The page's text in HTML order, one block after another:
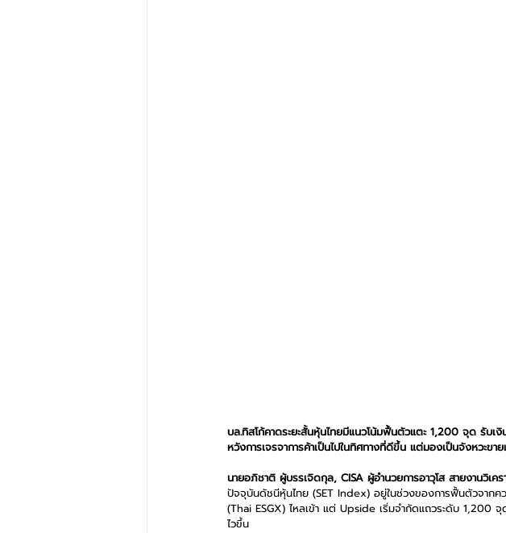
บล.ทิสโก้คาดระยะสั้นหุ้นไทยมีแนวโน้มฟื้นตัวแตะ 1,200 จุด รับเ
หวังการเจรจาการค้าเป็นไปในทิศทางที่ดีขึ้น แต่มองเป็นจังหวะข
นายอภิชาติ ผู้บรรเจิดกุล, CISA ผู้อำนวยการอาวุโส สายงานวิเ
ปัจจุบันดัชนีหุ้นไทย (SET Index) อยู่ในช่วงของการฟื้นตัวจากค
(Thai ESGX) ไหลเข้า แต่ Upside เริ่มจำกัดแถวระดับ 1,200
ไวขึ้น